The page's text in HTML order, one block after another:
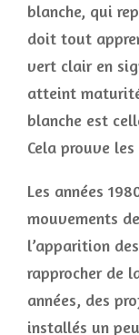
blanche, qui
doit tout
vert clair en
atteint
blanche est
Cela prouve
Les années
mouvements
l’apparition
rapprocher de
années, des
installés un